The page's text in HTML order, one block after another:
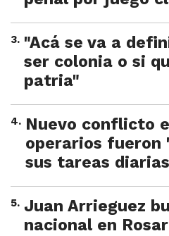
3. "Acá se va a
ser colonia o si
patria"
4. Nuevo conflicto
operarios fueron
sus tareas diarias
5. Juan Arrieguez
nacional en